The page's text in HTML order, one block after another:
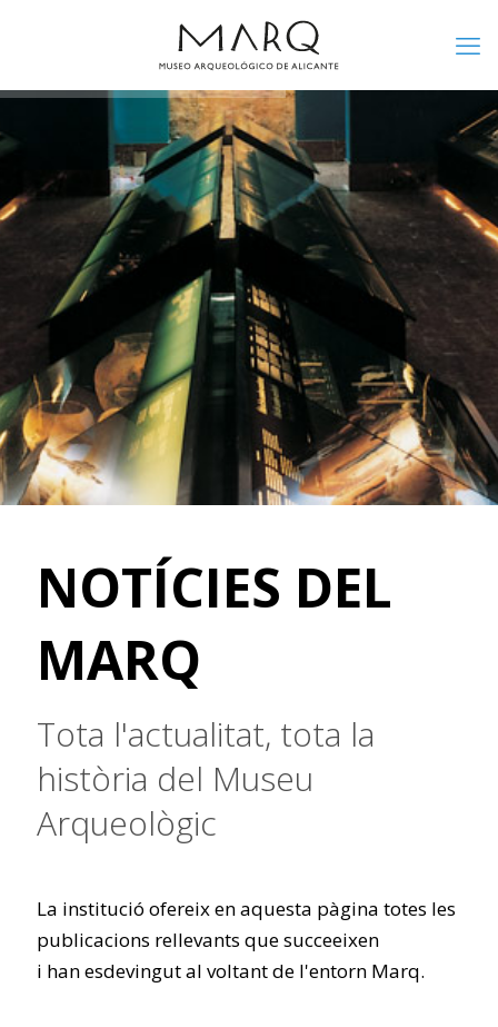
NOTÍCIES DEL
MARQ
Tota l'actualitat, tota la
història del Museu
Arqueològic
La institució ofereix en aquesta pàgina totes les
publicacions rellevants que succeeixen
i han esdevingut al voltant de l'entorn Marq.